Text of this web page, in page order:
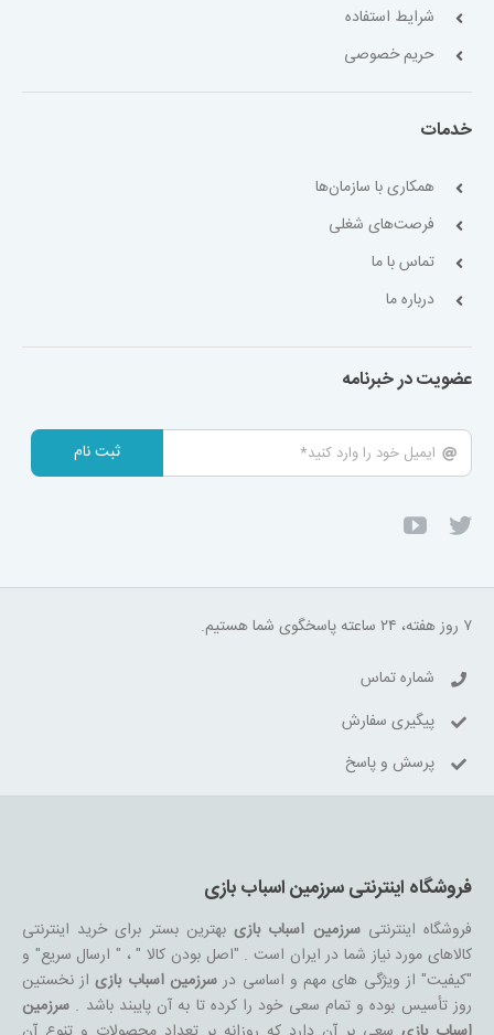
شرایط استفاده
حریم خصوصی
خدمات
همکاری با سازمان‌ها
فرصت‌های شغلی
تماس با ما
درباره ما
عضویت در خبرنامه
ثبت نام
۷ روز هفته، ۲۴ ساعته پاسخگوی شما هستیم.
شماره تماس
پیگیری سفارش
پرسش و پاسخ
فروشگاه اینترنتی سرزمین اسباب بازی
فروشگاه اینترنتیسرزمین اسباب بازیبهترین بستر برای خرید اینترنتی
کالاهای مورد نیاز شما در ایران است . "اصل بودن کالا " ، " ارسال سریع" و
"کیفیت" از ویژگی های مهم و اساسی در سرزمین اسباب بازیاز نخستین
روز تأسیس بوده و تمام سعی خود را کرده تا به آن پایبند باشد .سرزمین